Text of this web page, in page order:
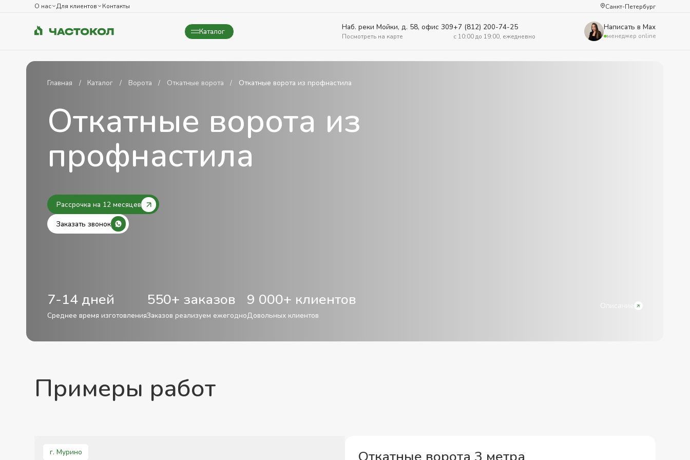
Санкт-Петербург
О нас Для клиентов Контакты
Каталог
Закрыть
Наб. реки Мойки, д. 58, офис 309
Посмотреть на карте
+7 (812) 200-74-25
c 10:00 до 19:00, ежедневно
Написать в Max
менеджер online
Главная Каталог Ворота Откатные ворота Откатные ворота из профнастила
Откатные ворота из
профнастила
Рассрочка на 12 месяцев
Заказать звонок
7-14 дней
Среднее время изготовления
550+ заказов
Заказов реализуем ежегодно
9 000+ клиентов
Довольных клиентов
Описание
Примеры работ
г. Мурино